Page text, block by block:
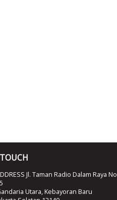
Jl. Taman Radio Dalam Raya No
Utara, Kebayoran Baru